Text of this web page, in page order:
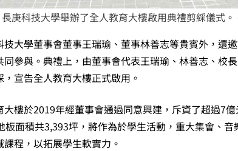
長庚科技大學舉辦了全人教育大樓啟用典禮剪綵儀式
大學董事會董事王瑞瑜、董事林善志等貴賓外，還
同參與。典禮上，由董事會代表王瑞瑜、林善志、校
宣告全人教育大樓正式啟用。
大樓於2019年經董事會通過同意興建，斥資了超過7
板面積共3,393坪，將作為於學生活動，重大集會、
程，以拓展學生軟實力。